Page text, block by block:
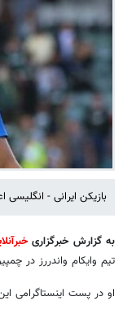
بازیکن ایرانی - انگلیسی
به گزارش خبرگزاری
تیم وایکام واندررز در
او در پست اینستاگرامی